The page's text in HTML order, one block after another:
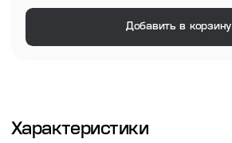
Добавить в корзину
Характеристики